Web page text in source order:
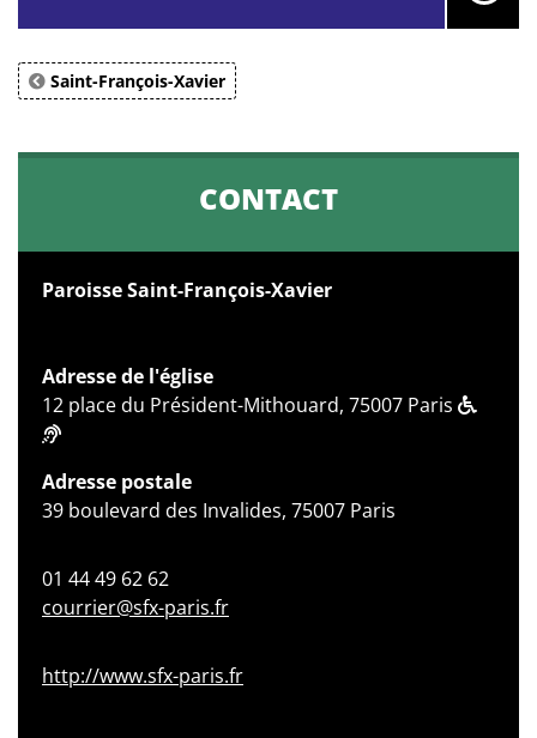
Saint-François-Xavier
CONTACT
Paroisse Saint-François-Xavier
Adresse de l'église
12 place du Président-Mithouard, 75007 Paris
Adresse postale
39 boulevard des Invalides, 75007 Paris
01 44 49 62 62
courrier@sfx-paris.fr
http://www.sfx-paris.fr